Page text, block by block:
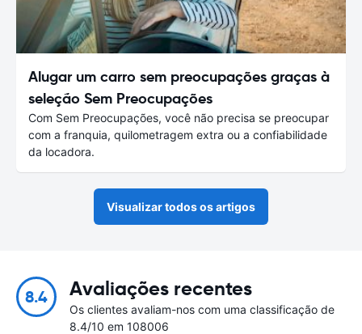
Alugar um carro sem preocupações graças à
seleção Sem Preocupações
Com Sem Preocupações, você não precisa se preocupar
com a franquia, quilometragem extra ou a confiabilidade
da locadora.
Visualizar todos os artigos
8.4 Avaliações recentes
Os clientes avaliam-nos com uma classificação de
8.4/10 em 108006